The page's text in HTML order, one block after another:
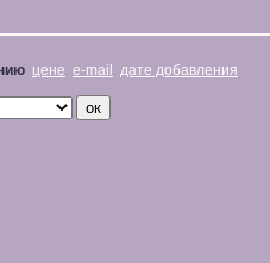
цене e-mail дате добавления